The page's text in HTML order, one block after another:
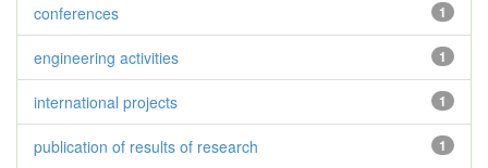
1
conferences
1
engineering activities
1
international projects
1
publication of results of research